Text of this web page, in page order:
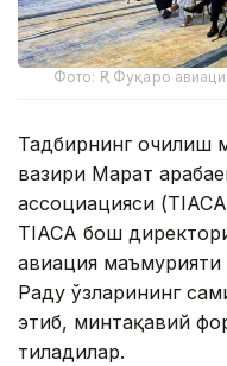
Фото: ҚР Фуқаро
Тадбирнинг очилиш
вазири Марат
ассоциацияси
TIACA бош
авиация
Раду ўзларининг
этиб, минтақавий
тиладилар.